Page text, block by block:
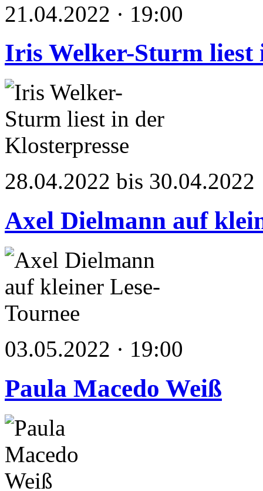
21.04.2022 · 19:00
Iris Welker-Sturm liest
28.04.2022 bis 30.04.2022
Axel Dielmann auf
03.05.2022 · 19:00
Paula Macedo Weiß